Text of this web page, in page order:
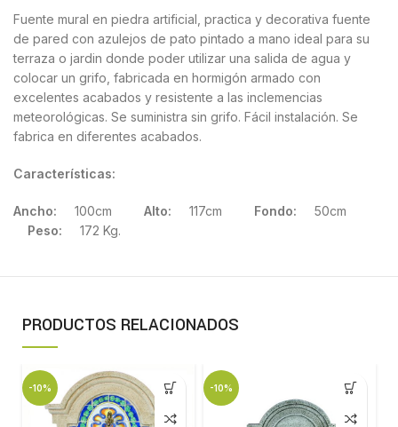
Fuente mural en piedra artificial, practica y decorativa fuente
de pared con azulejos de pato pintado a mano ideal para su
terraza o jardin donde poder utilizar una salida de agua y
colocar un grifo, fabricada en hormigón armado con
excelentes acabados y resistente a las inclemencias
meteorológicas. Se suministra sin grifo. Fácil instalación. Se
fabrica en diferentes acabados.
Características:
Ancho: 100cm Alto: 117cm Fondo: 50cm
Peso: 172 Kg.
PRODUCTOS RELACIONADOS
-10% -10%